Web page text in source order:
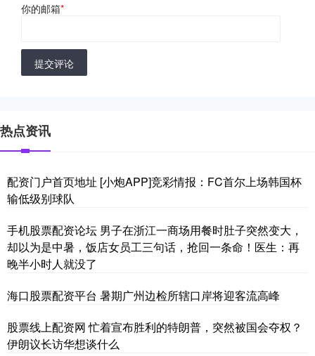
你的邮箱*
提交评论
热点资讯
配资门户首页地址 [小炮APP]竞彩情报：FC首尔上场韩国杯
输低级别球队
手机股票配资论坛 男子在浙江一商场用餐时肚子突然变大，
却以为是中暑，饭店女员工三句话，抢回一条命！医生：再
晚半小时人就没了
海口股票配资平台 暑期广州边检所辖口岸将迎客流高峰
股票线上配资网 忙着宣布胜利的特朗普，突然被国会夺权？
伊朗议长访华想谈什么